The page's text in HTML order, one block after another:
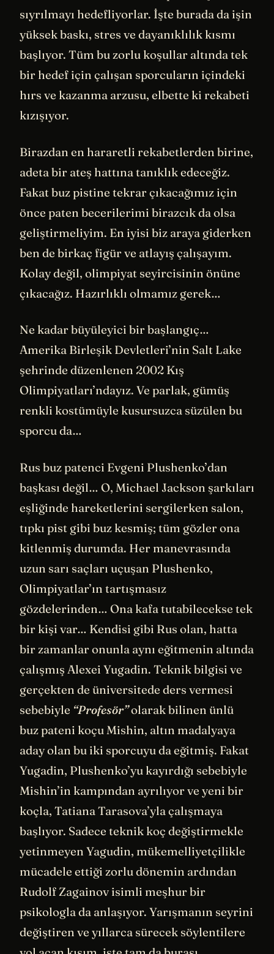
sıyrılmayı hedefliyorlar. İşte burada da işin
yüksek baskı, stres ve dayanıklılık kısmı
başlıyor. Tüm bu zorlu koşullar altında tek
bir hedef için çalışan sporcuların içindeki
hırs ve kazanma arzusu, elbette ki rekabeti
kızışıyor.
Birazdan en hararetli rekabetlerden birine,
adeta bir ateş hattına tanıklık edeceğiz.
Fakat buz pistine tekrar çıkacağımız için
önce paten becerilerimi birazcık da olsa
geliştirmeliyim. En iyisi biz araya giderken
ben de birkaç figür ve atlayış çalışayım.
Kolay değil, olimpiyat seyircisinin önüne
çıkacağız. Hazırlıklı olmamız gerek…
Ne kadar büyüleyici bir başlangıç…
Amerika Birleşik Devletleri’nin Salt Lake
şehrinde düzenlenen 2002 Kış
Olimpiyatları’ndayız. Ve parlak, gümüş
renkli kostümüyle kusursuzca süzülen bu
sporcu da…
Rus buz patenci Evgeni Plushenko’dan
başkası değil… O, Michael Jackson şarkıları
eşliğinde hareketlerini sergilerken salon,
tıpkı pist gibi buz kesmiş; tüm gözler ona
kitlenmiş durumda. Her manevrasında
uzun sarı saçları uçuşan Plushenko,
Olimpiyatlar’ın tartışmasız
gözdelerinden… Ona kafa tutabilecekse tek
bir kişi var… Kendisi gibi Rus olan, hatta
bir zamanlar onunla aynı eğitmenin altında
çalışmış Alexei Yugadin. Teknik bilgisi ve
gerçekten de üniversitede ders vermesi
sebebiyle “Profesör”olarak bilinen ünlü
buz pateni koçu Mishin, altın madalyaya
aday olan bu iki sporcuyu da eğitmiş. Fakat
Yugadin, Plushenko’yu kayırdığı sebebiyle
Mishin’in kampından ayrılıyor ve yeni bir
koçla, Tatiana Tarasova’yla çalışmaya
başlıyor. Sadece teknik koç değiştirmekle
yetinmeyen Yagudin, mükemelliyetçilikle
mücadele ettiği zorlu dönemin ardından
Rudolf Zagainov isimli meşhur bir
psikologla da anlaşıyor. Yarışmanın seyrini
değiştiren ve yıllarca sürecek söylentilere